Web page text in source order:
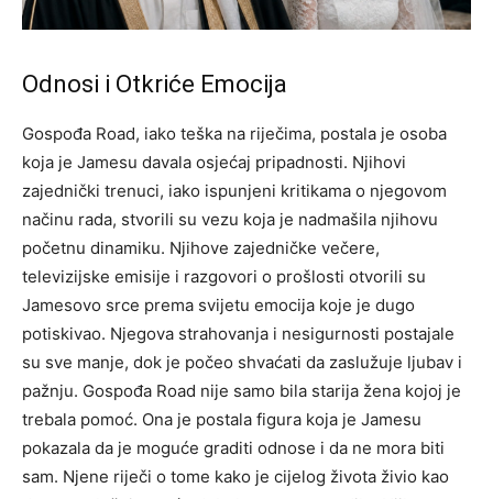
Odnosi i Otkriće Emocija
Gospođa Road, iako teška na riječima, postala je osoba
koja je Jamesu davala osjećaj pripadnosti. Njihovi
zajednički trenuci, iako ispunjeni kritikama o njegovom
načinu rada, stvorili su vezu koja je nadmašila njihovu
početnu dinamiku. Njihove zajedničke večere,
televizijske emisije i razgovori o prošlosti otvorili su
Jamesovo srce prema svijetu emocija koje je dugo
potiskivao. Njegova strahovanja i nesigurnosti postajale
su sve manje, dok je počeo shvaćati da zaslužuje ljubav i
pažnju. Gospođa Road nije samo bila starija žena kojoj je
trebala pomoć. Ona je postala figura koja je Jamesu
pokazala da je moguće graditi odnose i da ne mora biti
sam. Njene riječi o tome kako je cijelog života živio kao